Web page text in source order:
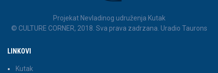
Projekat Nevladinog udruženja Kutak
© CULTURE CORNER, 2018. Sva prava zadrzana. Uradio Taurons
LINKOVI
Kutak